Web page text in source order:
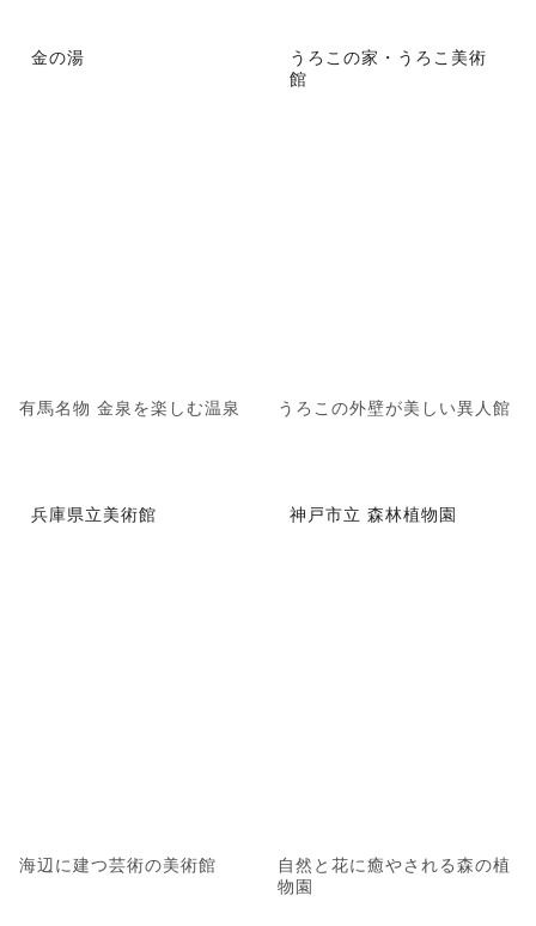
金の湯
有馬名物 金泉を楽しむ温泉
うろこの家・うろこ美術
館
うろこの外壁が美しい異人館
兵庫県立美術館
海辺に建つ芸術の美術館
神戸市立 森林植物園
自然と花に癒やされる森の植
物園